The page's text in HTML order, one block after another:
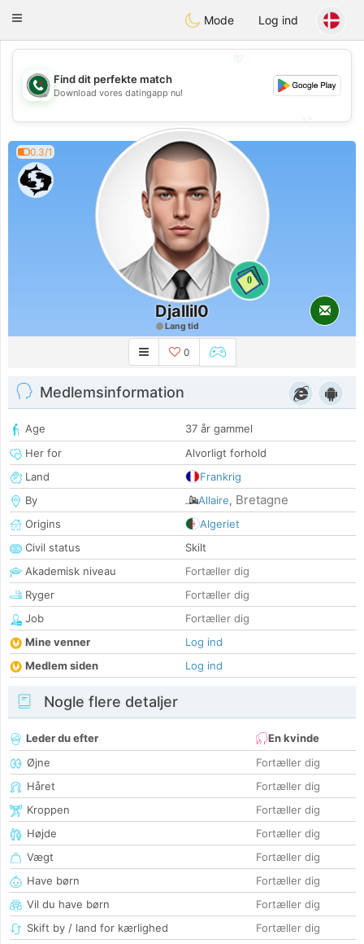
Weshrak
Toggle
Mode Log ind
💖
💕
Find dit perfekte match
Download vores datingapp nu!
0.3/1
0
Djallil0
Lang tid
0
Medlemsinformation
Age
37 år gammel
Her for
Alvorligt forhold
Land
Frankrig
By
Allaire, Bretagne
Origins
Algeriet
Civil status
Skilt
Akademisk niveau
Fortæller dig
Ryger
Fortæller dig
Job
Fortæller dig
Mine venner
Log ind
Medlem siden
Log ind
Nogle flere detaljer
Leder du efter
En kvinde
Øjne
Fortæller dig
Håret
Fortæller dig
Kroppen
Fortæller dig
Højde
Fortæller dig
Vægt
Fortæller dig
Have børn
Fortæller dig
Vil du have børn
Fortæller dig
Skift by / land for kærlighed
Fortæller dig